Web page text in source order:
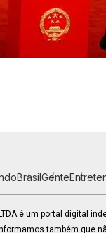
BrasilGente
é um portal digital
também que